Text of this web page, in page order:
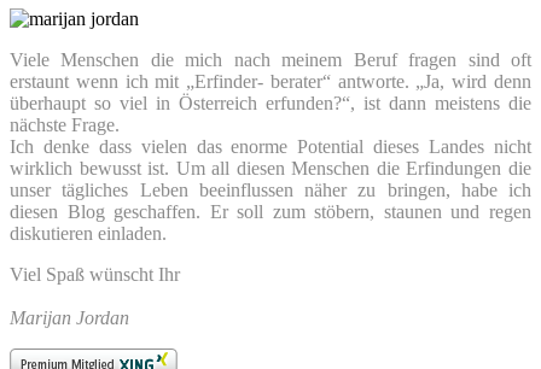
Viele Menschen die mich nach meinem Beruf fragen sind oft
erstaunt wenn ich mit „Erfinder- berater“ antworte. „Ja, wird denn
überhaupt so viel in Österreich erfunden?“, ist dann meistens die
nächste Frage.
Ich denke dass vielen das enorme Potential dieses Landes nicht
wirklich bewusst ist. Um all diesen Menschen die Erfindungen die
unser tägliches Leben beeinflussen näher zu bringen, habe ich
diesen Blog geschaffen. Er soll zum stöbern, staunen und regen
diskutieren einladen.
Viel Spaß wünscht Ihr
Marijan Jordan